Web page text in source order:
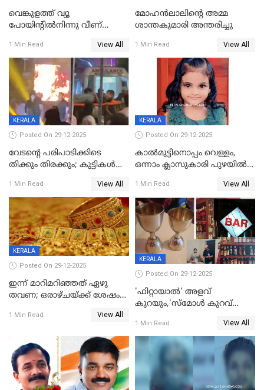
വെങ്കുളത്ത് വ്യൂ
പോയിന്റിൽനിന്നു വീണ്
1 Min Read View All
മോഹന്‍ലാലിന്‍റെ അമ്മ
ശാന്തകുമാരി അന്തരിച്ചു
1 Min Read View All
KERALA
Posted On 29-12-2025
വേടന്റെ പരിപാടിക്കിടെ
തിക്കും തിരക്കും; കുട്ടികള്‍
പരിക്ക്; പാളം മറികടന്ന
യുവാവ് ട്രെയിന്‍ തട്ടി മരിച്ചു
1 Min Read View All
KERALA
Posted On 29-12-2025
കാൽമുട്ടിനൊപ്പം വെള്ളം,
ഒന്നാം ക്ലാസുകാരി പുഴയിൽ
കുട്ടികൾക്കൊപ്പം
കളിക്കുന്നതിനിടെ
1 Min Read View All
KERALA
Posted On 29-12-2025
ഇന്ന് മാറിമറിഞ്ഞത് ഏഴു
തവണ; ഒരാഴ്ചയ്ക്ക് ശേഷം
1 Min Read View All
KERALA
Posted On 29-12-2025
'ഫിറ്റായാൽ' അളവ്
കുറയും,'സ്‌മോൾ കുറവ്
പിഴ
1 Min Read View All